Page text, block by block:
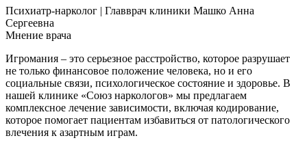
Психиатр-нарколог | Главврач клиники Машко Анна
Сергеевна
Мнение врача
Игромания – это серьезное расстройство, которое разрушает
не только финансовое положение человека, но и его
социальные связи, психологическое состояние и здоровье. В
нашей клинике «Союз наркологов» мы предлагаем
комплексное лечение зависимости, включая кодирование,
которое помогает пациентам избавиться от патологического
влечения к азартным играм.